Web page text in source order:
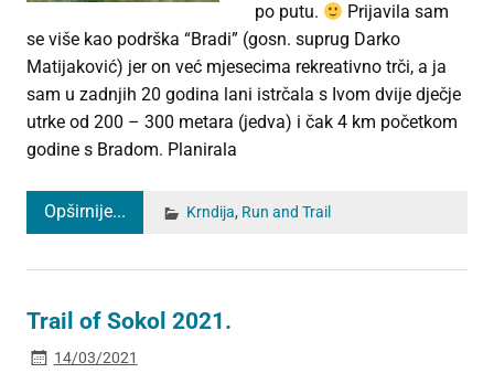
po putu.
Prijavila sam
se više kao podrška “Bradi” (gosn. suprug Darko
Matijaković) jer on već mjesecima rekreativno trči, a ja
sam u zadnjih 20 godina lani istrčala s Ivom dvije dječje
utrke od 200 – 300 metara (jedva) i čak 4 km početkom
godine s Bradom. Planirala
Opširnije... Krndija, Run and Trail
Trail of Sokol 2021.
14/03/2021